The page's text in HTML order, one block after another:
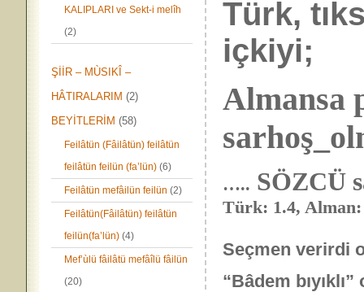
KALIPLARI ve Sekt-i melîh
(2)
ŞİİR – MÙSIKÎ –
HÂTIRALARIM (2)
BEYİTLERİM (58)
Feilâtün (Fâilâtün) feilâtün
feilâtün feilün (fa’lün) (6)
Feilâtün mefâilün feilün (2)
Feilâtün(Fâilâtün) feilâtün
feilün(fa’lün) (4)
Mef’ùlü fâilâtü mefâîlü fâilün
(20)
Türk,
içkiyi;
Almansa
….. SÖZCÜ
Türk: 1.4,
Seçmen verirdi
“Bâdem